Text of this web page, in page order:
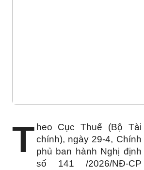
T heo Cục Thuế (Bộ Tài
chính), ngày 29-4, Chính
phủ ban hành Nghị định
số 141 /2026/NĐ-CP